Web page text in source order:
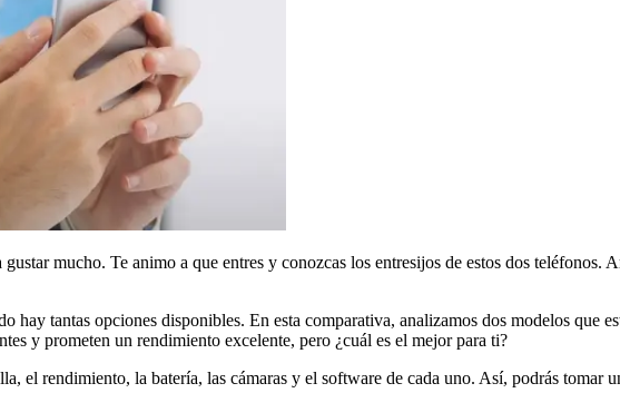
mucho. Te animo a que entres y conozcas los entresijos de estos dos teléfonos.
hay tantas opciones disponibles. En esta comparativa, analizamos dos modelos que
y prometen un rendimiento excelente, pero ¿cuál es el mejor para ti?
el rendimiento, la batería, las cámaras y el software de cada uno. Así, podrás tomar